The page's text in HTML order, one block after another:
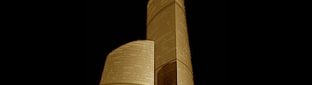
долгосрочной стратегии и человекоцентричности как
Академия «АТОМ»
приглашает на День
открытых дверей: